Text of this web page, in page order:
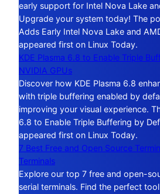
early support for Intel Nova Lake
Upgrade your system today! The
Adds Early Intel Nova Lake and
appeared first on Linux Today.
KDE Plasma 6.8 to Enable Triple
NVIDIA GPUs
Discover how KDE Plasma 6.8
with triple buffering enabled by
improving your visual experience.
6.8 to Enable Triple Buffering by
appeared first on Linux Today.
7 Best Free and Open Source
Terminals
Explore our top 7 free and open-
serial terminals. Find the perfect